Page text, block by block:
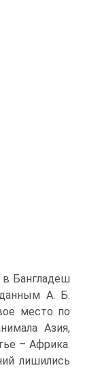
в Бангладеш
А. Б.
место по
Азия,
– Африка.
лишились